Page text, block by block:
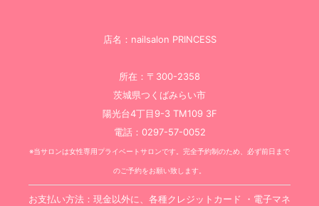
店名：nailsalon PRINCESS
所在：〒300-2358
茨城県つくばみらい市
陽光台4丁目9-3 TM109 3F
電話：0297-57-0052
※当サロンは女性専用プライベートサロンです。完全予約制のため、必ず前日まで
のご予約をお願い致します。
お支払い方法：現金以外に、各種クレジットカード ・電子マネ